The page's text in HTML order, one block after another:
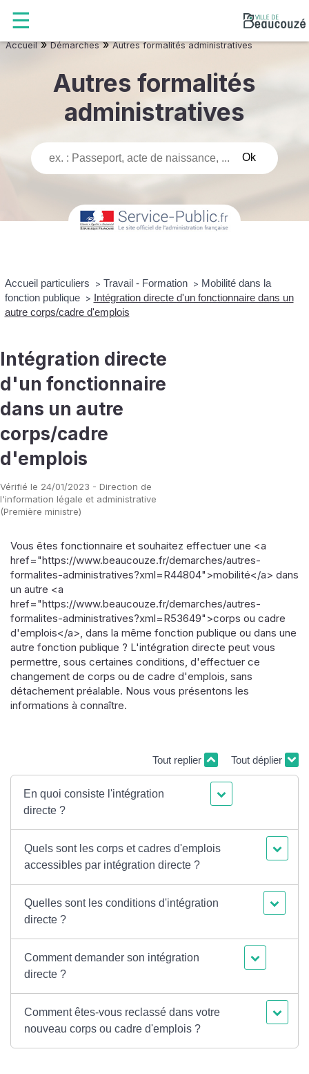
Accueil»Démarches»Autres formalités administratives
Autres formalités
administratives
Accueil particuliers > Travail - Formation > Mobilité dans la
fonction publique > Intégration directe d'un fonctionnaire dans un
autre corps/cadre d'emplois
Intégration directe
d'un fonctionnaire
dans un autre
corps/cadre
d'emplois
Vérifié le 24/01/2023 - Direction de
l'information légale et administrative
(Première ministre)
Vous êtes fonctionnaire et souhaitez effectuer une <a
href="https://www.beaucouze.fr/demarches/autres-
formalites-administratives?xml=R44804">mobilité</a> dans
un autre <a
href="https://www.beaucouze.fr/demarches/autres-
formalites-administratives?xml=R53649">corps ou cadre
d'emplois</a>, dans la même fonction publique ou dans une
autre fonction publique ? L'intégration directe peut vous
permettre, sous certaines conditions, d'effectuer ce
changement de corps ou de cadre d'emplois, sans
détachement préalable. Nous vous présentons les
informations à connaître.
Tout replier Tout déplier
En quoi consiste l'intégration
directe ?
Quels sont les corps et cadres d'emplois
accessibles par intégration directe ?
Quelles sont les conditions d'intégration
directe ?
Comment demander son intégration
directe ?
Comment êtes-vous reclassé dans votre
nouveau corps ou cadre d'emplois ?